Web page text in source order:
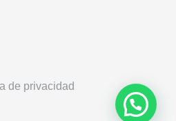
de privacidad